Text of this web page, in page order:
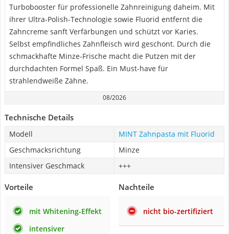
Turbobooster für professionelle Zahnreinigung daheim. Mit
ihrer Ultra-Polish-Technologie sowie Fluorid entfernt die
Zahncreme sanft Verfärbungen und schützt vor Karies.
Selbst empfindliches Zahnfleisch wird geschont. Durch die
schmackhafte Minze-Frische macht die Putzen mit der
durchdachten Formel Spaß. Ein Must-have für
strahlendweiße Zähne.
08/2026
Technische Details
Modell
MINT Zahnpasta mit Fluorid
Geschmacksrichtung
Minze
Intensiver Geschmack
+++
Vorteile
mit Whitening-Effekt
intensiver
Nachteile
nicht bio-zertifiziert